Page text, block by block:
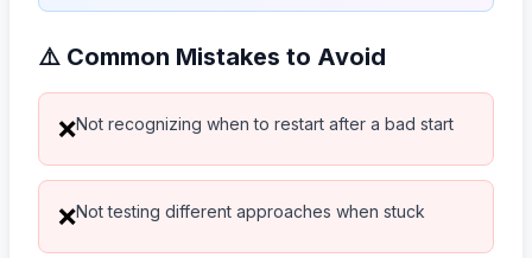
⚠️ Common Mistakes to Avoid
❌Not recognizing when to restart after a bad start
❌Not testing different approaches when stuck